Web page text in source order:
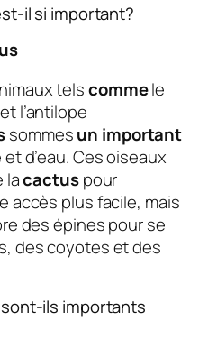
il si important?
telscommele
l’antilope
sommesun important
d’eau. Ces oiseaux
lacactuspour
accès plus facile, mais
des épines pour se
des coyotes et des
ils importants